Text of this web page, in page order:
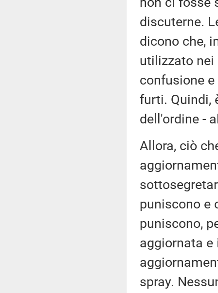
discuterne.
dicono che,
utilizzato
confusione
furti. Quindi,
dell'ordine -
Allora, ciò
puniscono e
puniscono,
aggiornata e
spray.